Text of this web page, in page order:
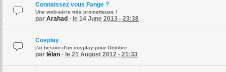
Connaissez vous Fange ?
Une web-série très prometteuse !
par Arahad · le 14 June 2013 - 23:38
Cosplay
j'ai besoin d'un cosplay pour Octobre
par Iélan · le 21 August 2012 - 21:33